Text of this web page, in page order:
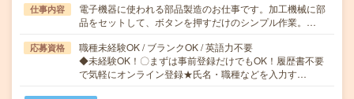
仕事内容
電子機器に使われる部品製造のお仕事です。加工機械に部
品をセットして、ボタンを押すだけのシンプル作業。…
応募資格
職種未経験OK / ブランクOK / 英語力不要
◆未経験OK！〇まずは事前登録だけでもOK！履歴書不要
で気軽にオンライン登録★氏名・職種などを入力す…